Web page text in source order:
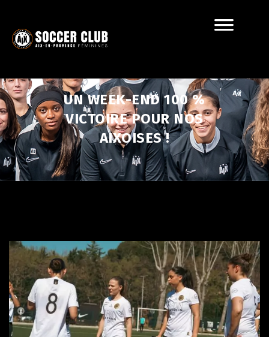
UN WEEK-END 100 %
VICTOIRE POUR NOS
AIXOISES !